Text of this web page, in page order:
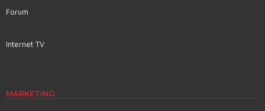
Forum
Internet TV
MARKETING